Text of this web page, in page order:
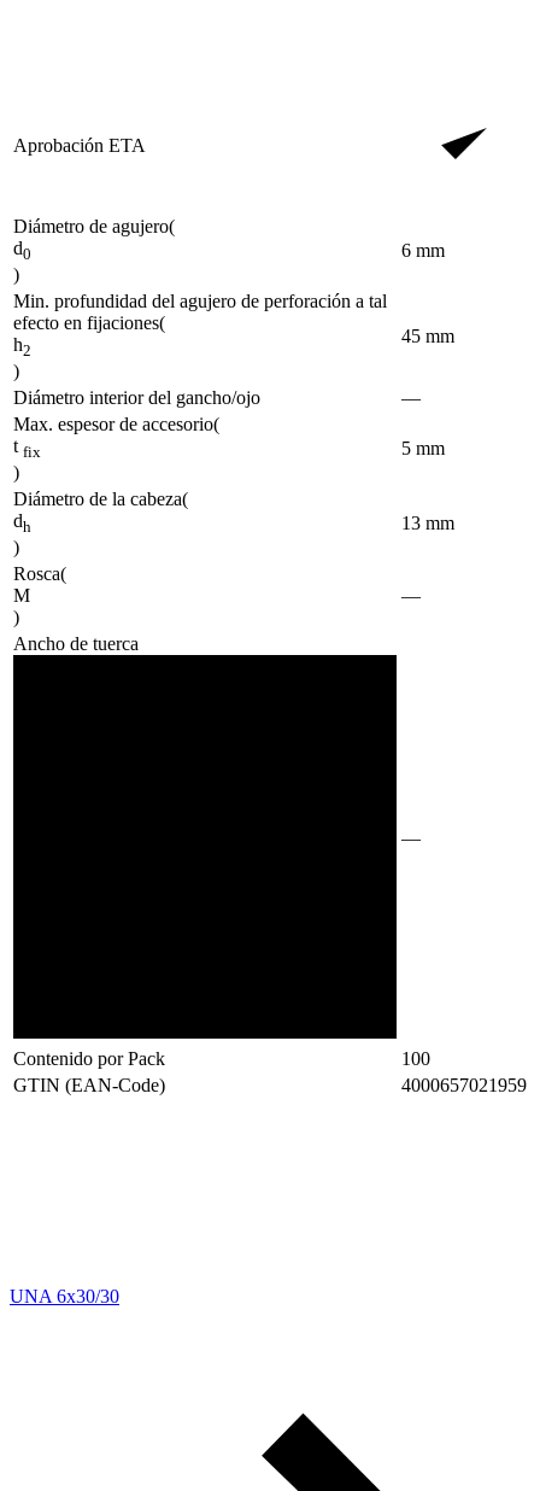
Aprobación ETA
Diámetro de agujero(
d0
)
6 mm
Min. profundidad del agujero de perforación a tal
efecto en fijaciones(
h2
)
45 mm
Diámetro interior del gancho/ojo
—
Max. espesor de accesorio(
t fix
)
5 mm
Diámetro de la cabeza(
dh
)
13 mm
Rosca(
M
)
—
Ancho de tuerca
—
Contenido por Pack
100
GTIN (EAN-Code)
4000657021959
UNA 6x30/30